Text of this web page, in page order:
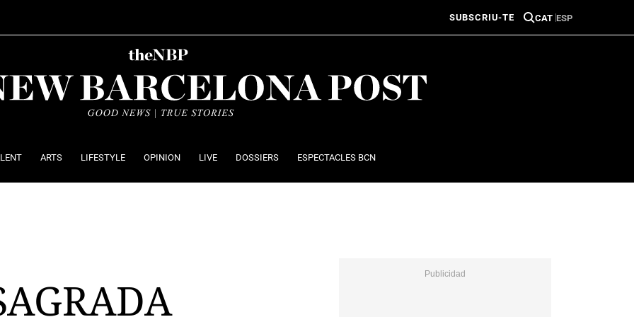
SUBSCRIU-TE CAT ESP
ARTS LIFESTYLE OPINION LIVE DOSSIERS ESPECTACLES BCN